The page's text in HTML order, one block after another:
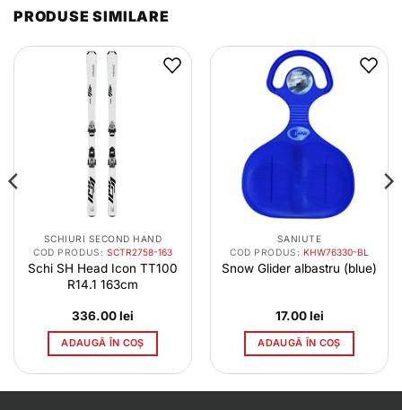
PRODUSE SIMILARE
SCHIURI SECOND HAND
COD PRODUS: SCTR2758-163
Schi SH Head Icon TT100
R14.1 163cm
336.00lei
ADAUGĂ ÎN COȘ
SANIUTE
COD PRODUS: KHW76330-BL
Snow Glider albastru (blue)
17.00lei
ADAUGĂ ÎN COȘ